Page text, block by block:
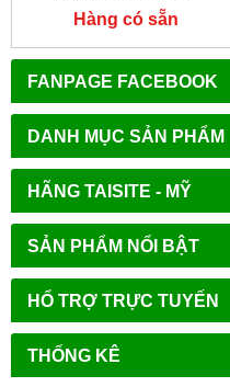
FANPAGE FACEBOOK
DANH MỤC SẢN PHẨM
HÃNG TAISITE - MỸ
SẢN PHẨM NỔI BẬT
HỔ TRỢ TRỰC TUYẾN
THỐNG KÊ
MICROLIT HÃNG AHN -
ĐỨC
Hàng có sẵn